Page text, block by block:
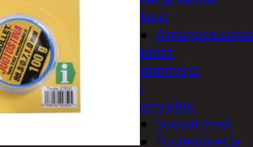
Tiskaus
Säilöntä
Kodin lämmitys ja
tuuletus
Ilmanvaihto
Suodattimet
Tuulettimet ja